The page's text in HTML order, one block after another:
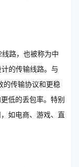
路，也被称为中
的传输线路。与
传输协议和更稳
低的丢包率。特别
如电商、游戏、直